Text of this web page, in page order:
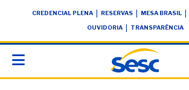
conteúdoCREDENCIAL PLENA RESERVAS MESA BRASIL
OUVIDORIA TRANSPARÊNCIA